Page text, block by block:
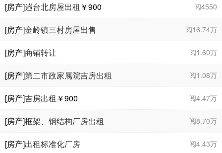
阅4550
[房产]遄台北房屋出租 ￥900
阅16.74万
[房产]金岭镇三村房屋出售
阅1.60万
[房产]商铺转让
阅1.08万
[房产]第二市政家属院吉房出租
阅4.47万
[房产]吉房出租 ￥900
阅8.70万
[房产]框架、钢结构厂房出租
阅4.43万
[房产]出租标准化厂房